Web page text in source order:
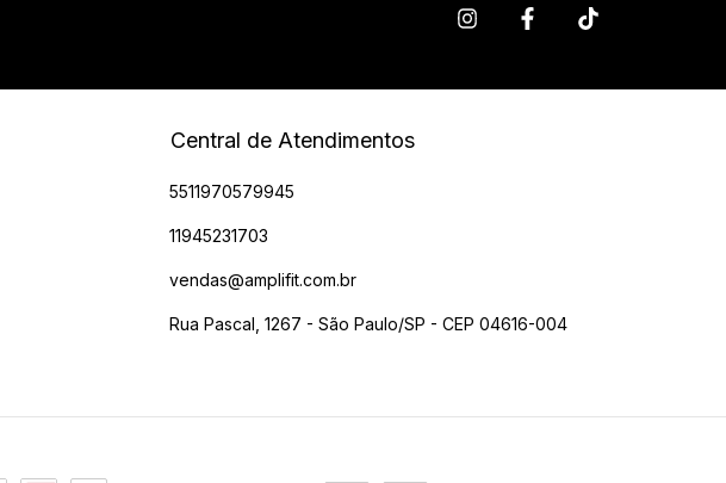
Central de Atendimentos
5511970579945
11945231703
vendas@amplifit.com.br
Rua Pascal, 1267 - São Paulo/SP - CEP 04616-004